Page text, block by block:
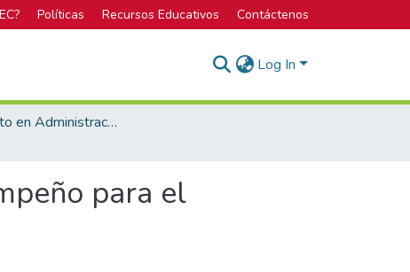
Políticas Recursos Educativos Contáctenos
Log In
Bachillerato en Administración de Empresas
para el